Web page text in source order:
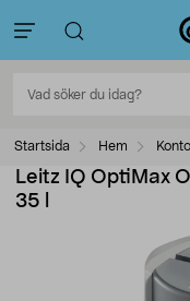
Startsida Hem
Leitz IQ OptiMax
35 l